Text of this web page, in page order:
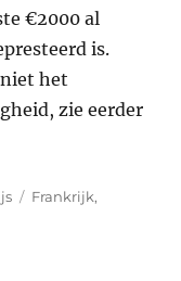
€2000 al
is.
het
zie eerder
Tags
Frankrijk,